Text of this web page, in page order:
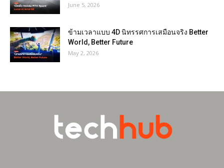
June 5, 2026
ข้ามเวลาแบบ 4D นิทรรศการเสมือนจริง Better
World, Better Future
May 2, 2026